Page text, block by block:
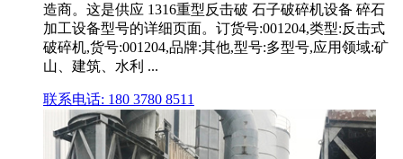
造商。这是供应 1316重型反击破 石子破碎机设备 碎石
加工设备型号的详细页面。订货号:001204,类型:反击式
破碎机,货号:001204,品牌:其他,型号:多型号,应用领域:矿
山、建筑、水利 ...
联系电话: 180 3780 8511